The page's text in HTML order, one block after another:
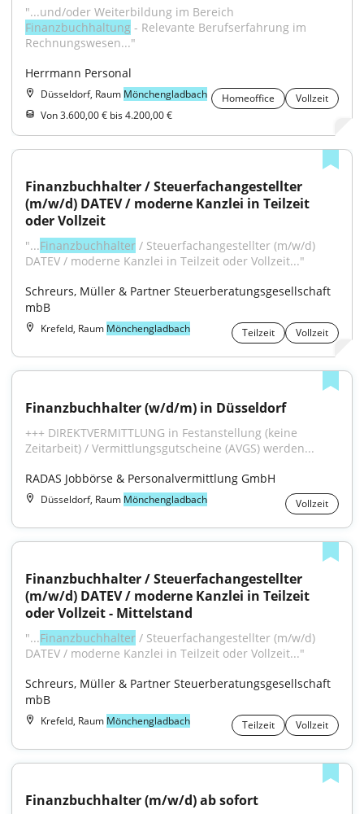
Finanzbuchhaltung - Relevante Berufserfahrung im
Rechnungswesen..."
Herrmann Personal
Düsseldorf, Raum Mönchengladbach Homeoffice
Vollzeit
Von 3.600,00 € bis 4.200,00 €
Finanzbuchhalter / Steuerfachangestellter
(m/w/d) DATEV / moderne Kanzlei in Teilzeit
oder Vollzeit
"...Finanzbuchhalter / Steuerfachangestellter (m/w/d)
DATEV / moderne Kanzlei in Teilzeit oder Vollzeit..."
Schreurs, Müller & Partner Steuerberatungsgesellschaft
mbB
Krefeld, Raum Mönchengladbach Teilzeit Vollzeit
Finanzbuchhalter (w/d/m) in Düsseldorf
+++ DIREKTVERMITTLUNG in Festanstellung (keine
Zeitarbeit) / Vermittlungsgutscheine (AVGS) werden...
RADAS Jobbörse & Personalvermittlung GmbH
Düsseldorf, Raum Mönchengladbach Vollzeit
Finanzbuchhalter / Steuerfachangestellter
(m/w/d) DATEV / moderne Kanzlei in Teilzeit
oder Vollzeit - Mittelstand
"...Finanzbuchhalter / Steuerfachangestellter (m/w/d)
DATEV / moderne Kanzlei in Teilzeit oder Vollzeit..."
Schreurs, Müller & Partner Steuerberatungsgesellschaft
mbB
Krefeld, Raum Mönchengladbach Teilzeit Vollzeit
Finanzbuchhalter (m/w/d) ab sofort